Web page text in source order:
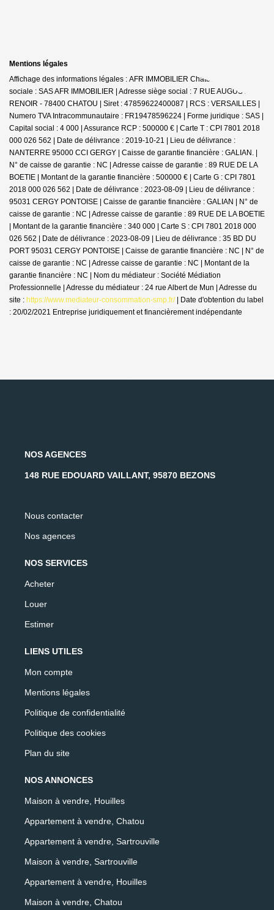
Mentions légales
Affichage des informations légales : AFR IMMOBILIER Chatou | Raison
sociale : SAS AFR IMMOBILIER | Adresse siège social : 7 RUE AUGUSTE
RENOIR - 78400 CHATOU | Siret : 47859622400087 | RCS : VERSAILLES |
Numero TVA Intracommunautaire : FR19478596224 | Forme juridique : SAS |
Capital social : 4 000 | Assurance RCP : 500000 € | Carte T : CPI 7801 2018
000 026 562 | Date de délivrance : 2019-10-21 | Lieu de délivrance :
NANTERRE 95000 CCI GERGY | Caisse de garantie financière : GALIAN. |
N° de caisse de garantie : NC | Adresse caisse de garantie : 89 RUE DE LA
BOETIE | Montant de la garantie financière : 500000 € | Carte G : CPI 7801
2018 000 026 562 | Date de délivrance : 2023-08-09 | Lieu de délivrance :
95031 CERGY PONTOISE | Caisse de garantie financière : GALIAN | N° de
caisse de garantie : NC | Adresse caisse de garantie : 89 RUE DE LA BOETIE
| Montant de la garantie financière : 340 000 | Carte S : CPI 7801 2018 000
026 562 | Date de délivrance : 2023-08-09 | Lieu de délivrance : 35 BD DU
PORT 95031 CERGY PONTOISE | Caisse de garantie financière : NC | N° de
caisse de garantie : NC | Adresse caisse de garantie : NC | Montant de la
garantie financière : NC | Nom du médiateur : Société Médiation
Professionnelle | Adresse du médiateur : 24 rue Albert de Mun | Adresse du
site : https://www.mediateur-consommation-smp.fr/| Date d'obtention du label
: 20/02/2021 Entreprise juridiquement et financièrement indépendante
NOS AGENCES
148 RUE EDOUARD VAILLANT, 95870 BEZONS
Nous contacter
Nos agences
NOS SERVICES
Acheter
Louer
Estimer
LIENS UTILES
Mon compte
Mentions légales
Politique de confidentialité
Politique des cookies
Plan du site
NOS ANNONCES
Maison à vendre, Houilles
Appartement à vendre, Chatou
Appartement à vendre, Sartrouville
Maison à vendre, Sartrouville
Appartement à vendre, Houilles
Maison à vendre, Chatou